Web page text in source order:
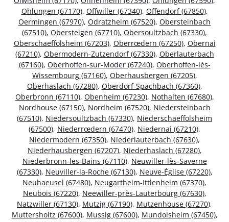
Ohlungen (67170), Offwiller (67340), Offendorf (67850),
Oermingen (67970), Odratzheim (67520), Obersteinbach
(67510), Obersteigen (67710), Obersoultzbach (67330),
Oberschaeffolsheim (67203), Oberrœdern (67250), Obernai
(67210), Obermodern-Zutzendorf (67330), Oberlauterbach
(67160), Oberhoffen-sur-Moder (67240), Oberhoffen-lès-
Wissembourg (67160), Oberhausbergen (67205),
Oberhaslach (67280), Oberdorf-Spachbach (67360),
Oberbronn (67110), Obenheim (67230), Nothalten (67680),
Nordhouse (67150), Nordheim (67520), Niedersteinbach
(67510), Niedersoultzbach (67330), Niederschaeffolsheim
(67500), Niederrœdern (67470), Niedernai (67210),
Niedermodern (67350), Niederlauterbach (67630),
Niederhausbergen (67207), Niederhaslach (67280),
Niederbronn-les-Bains (67110), Neuwiller-lès-Saverne
(67330), Neuviller-la-Roche (67130), Neuve-Église (67220),
Neuhaeusel (67480), Neugartheim-Ittlenheim (67370),
Neubois (67220), Neewiller-près-Lauterbourg (67630),
Natzwiller (67130), Mutzig (67190), Mutzenhouse (67270),
Muttersholtz (67600), Mussig (67600), Mundolsheim (67450),